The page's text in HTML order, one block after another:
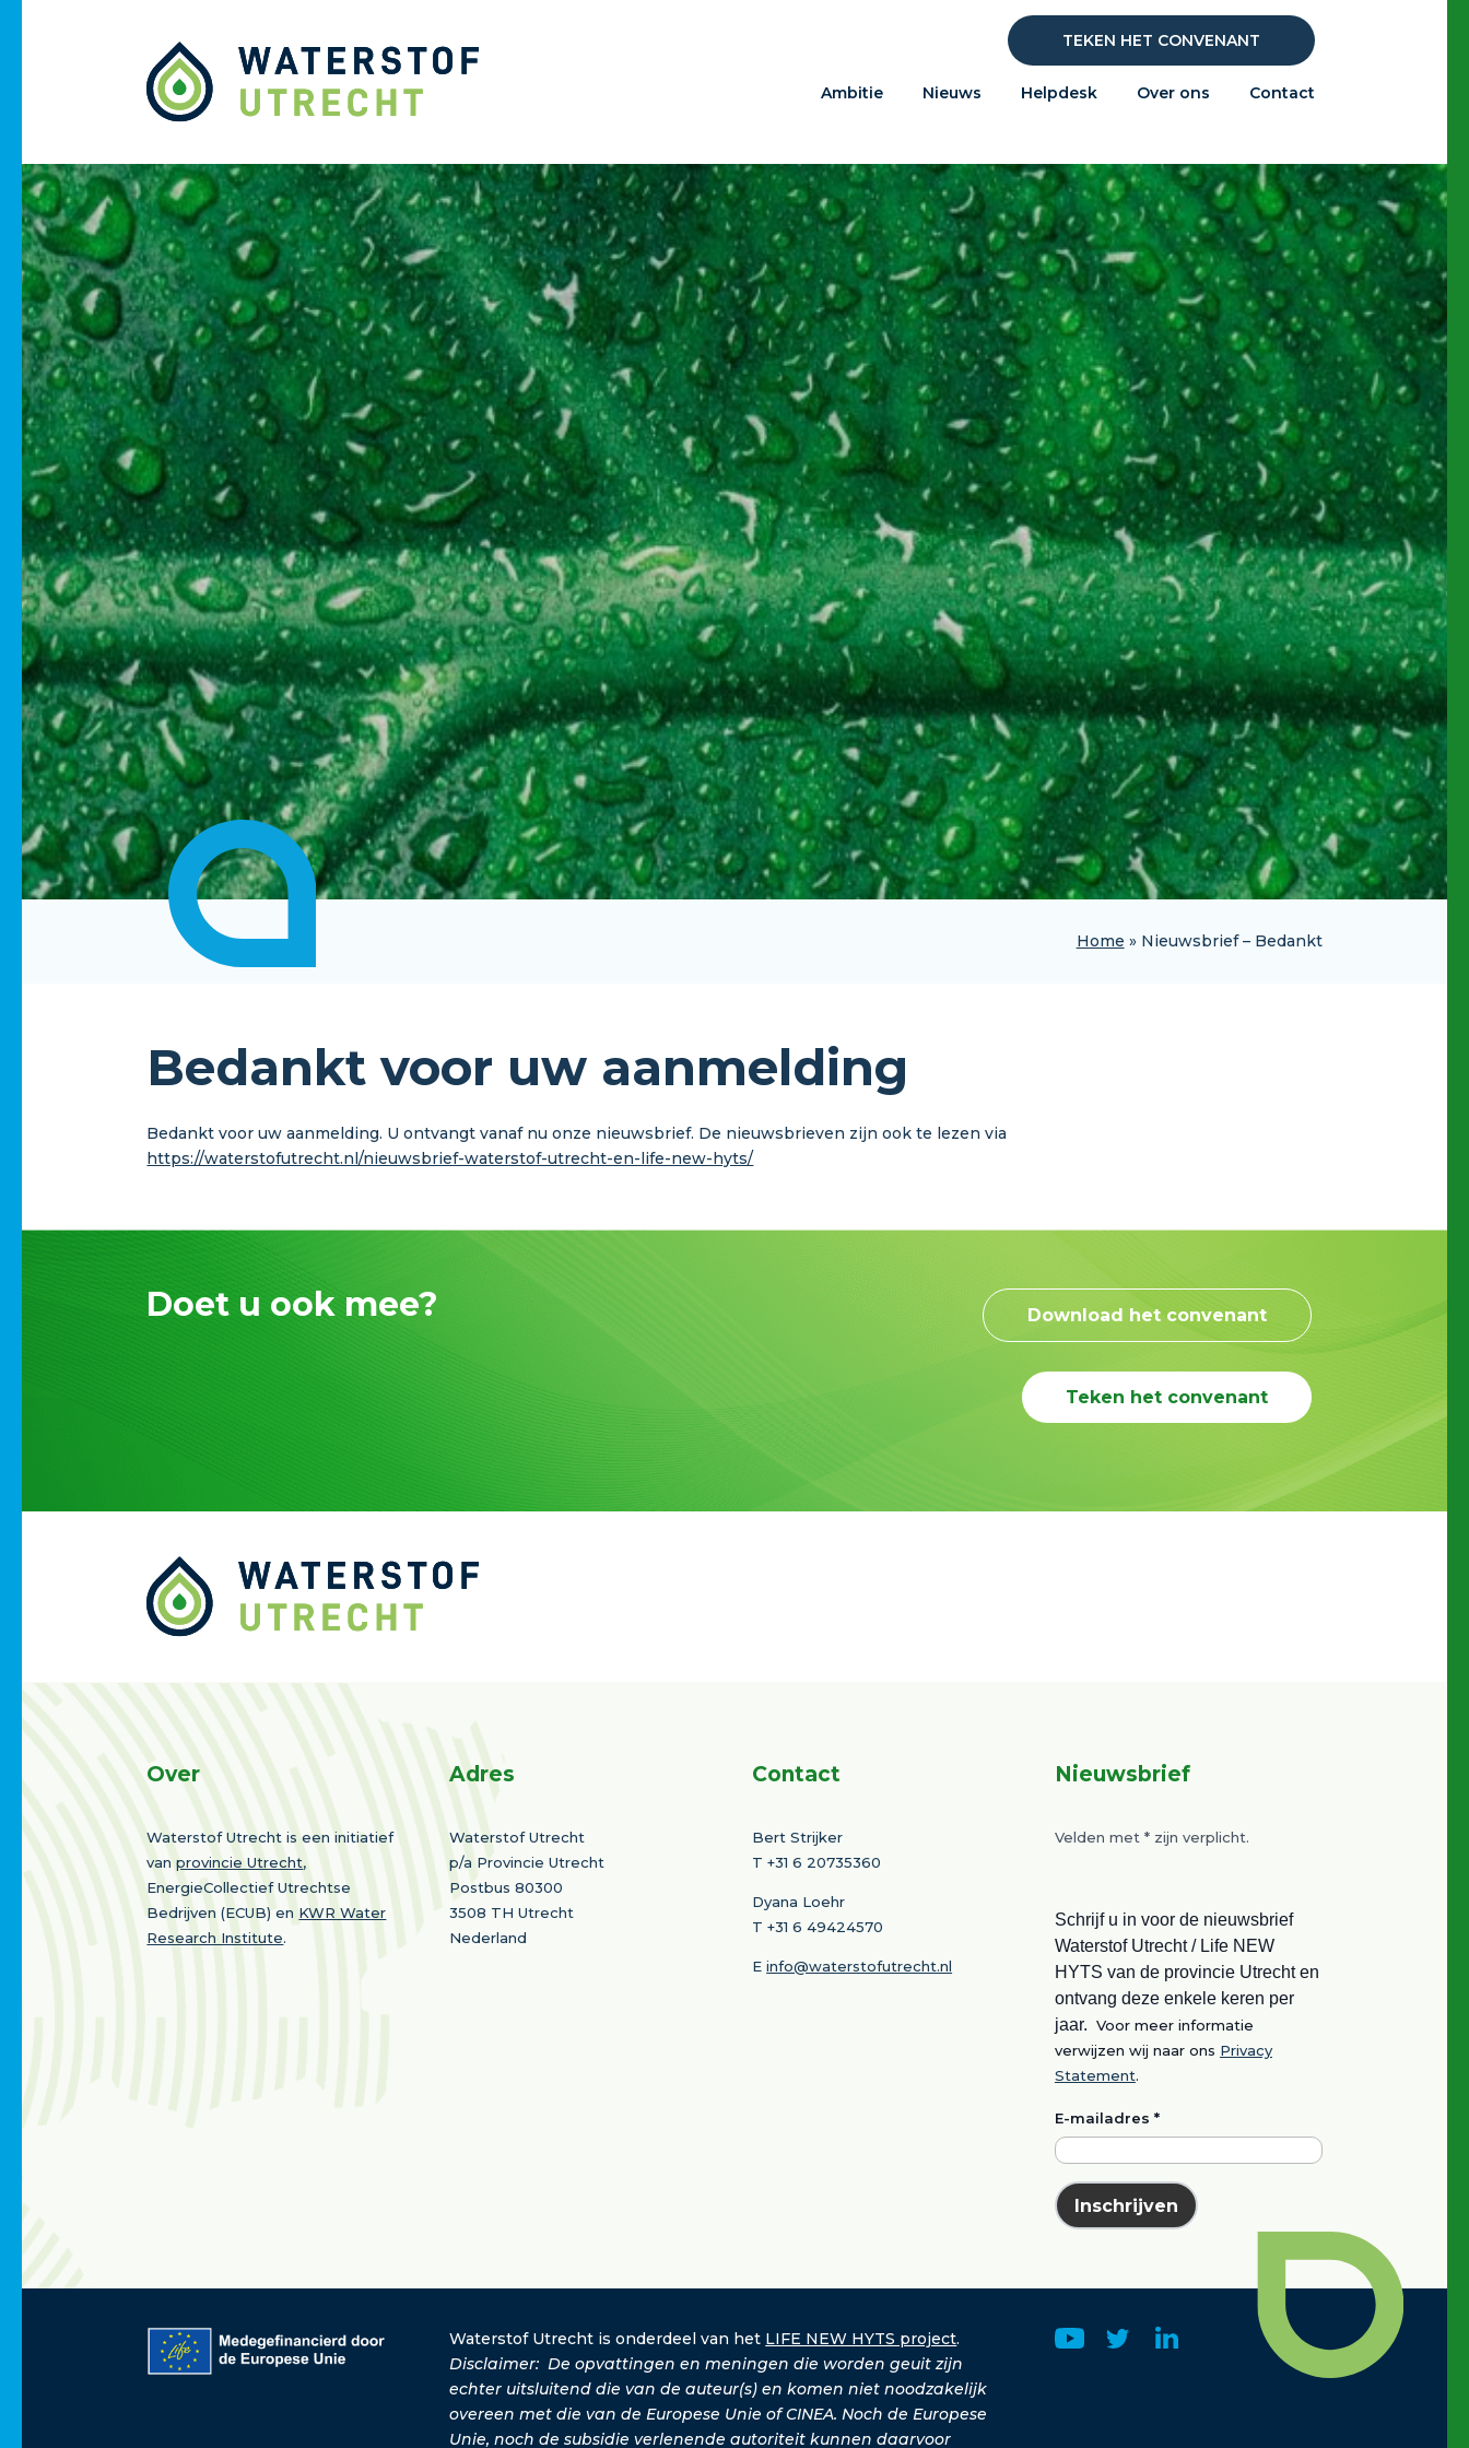
Ambitie Nieuws Helpdesk Over ons Contact
TEKEN HET CONVENANT
Home » Nieuwsbrief – Bedankt
Bedankt voor uw aanmelding
Bedankt voor uw aanmelding. U ontvangt vanaf nu onze nieuwsbrief. De nieuwsbrieven zijn ook te lezen via
https://waterstofutrecht.nl/nieuwsbrief-waterstof-utrecht-en-life-new-hyts/
Doet u ook mee? Download het convenant
Teken het convenant
Over
Waterstof Utrecht is een initiatief
vanprovincie Utrecht,
EnergieCollectief Utrechtse
Bedrijven (ECUB) en KWR Water
Research Institute.
Adres
Waterstof Utrecht
p/a Provincie Utrecht
Postbus 80300
3508 TH Utrecht
Nederland
Contact
Bert Strijker
T +31 6 20735360
Dyana Loehr
T +31 6 49424570
Einfo@waterstofutrecht.nl
Nieuwsbrief
Velden met *zijn verplicht.
Schrijf u in voor de nieuwsbrief
Waterstof Utrecht / Life NEW
HYTS van de provincie Utrecht en
ontvang deze enkele keren per
jaar. Voor meer informatie
verwijzen wij naar ons Privacy
Statement.
E-mailadres *
Inschrijven
Waterstof Utrecht is onderdeel van het LIFE NEW HYTS project.
Disclaimer: De opvattingen en meningen die worden geuit zijn
echter uitsluitend die van de auteur(s) en komen niet noodzakelijk
overeen met die van de Europese Unie of CINEA. Noch de Europese
Unie, noch de subsidie verlenende autoriteit kunnen daarvoor